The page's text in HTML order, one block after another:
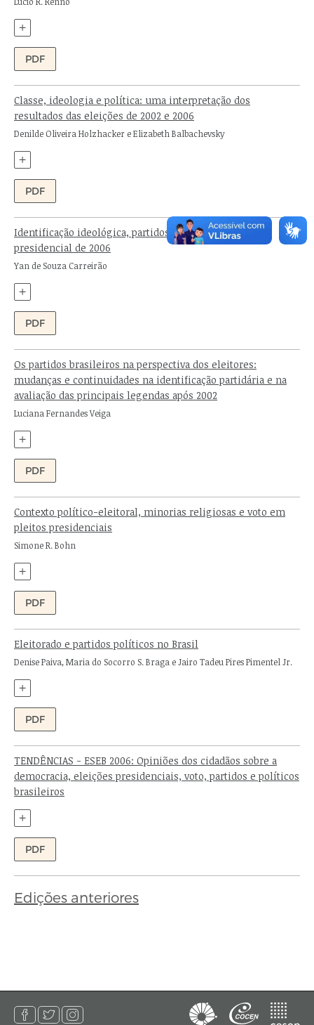
+
PDF
Classe, ideologia e política: uma interpretação dos
resultados das eleições de 2002 e 2006
Autores:
Denilde Oliveira Holzhacker e Elizabeth Balbachevsky
+
PDF
Identificação ideológica, partidos e voto na eleição
presidencial de 2006
Autor:
Yan de Souza Carreirão
+
PDF
Os partidos brasileiros na perspectiva dos eleitores:
mudanças e continuidades na identificação partidária e na
avaliação das principais legendas após 2002
Autor:
Luciana Fernandes Veiga
+
PDF
Contexto político-eleitoral, minorias religiosas e voto em
pleitos presidenciais
Autor:
Simone R. Bohn
+
PDF
Eleitorado e partidos políticos no Brasil
Autores:
Denise Paiva, Maria do Socorro S. Braga e Jairo Tadeu Pires Pimentel Jr.
+
PDF
TENDÊNCIAS - ESEB 2006: Opiniões dos cidadãos sobre a
democracia, eleições presidenciais, voto, partidos e políticos
brasileiros
Autores:
+
PDF
Edições anteriores